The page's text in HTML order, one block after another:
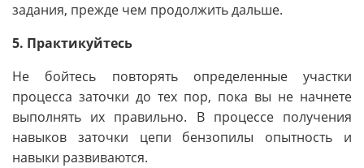
задания, прежде чем продолжить дальше.
5. Практикуйтесь
Не бойтесь повторять определенные участки
процесса заточки до тех пор, пока вы не начнете
выполнять их правильно. В процессе получения
навыков заточки цепи бензопилы опытность и
навыки развиваются.